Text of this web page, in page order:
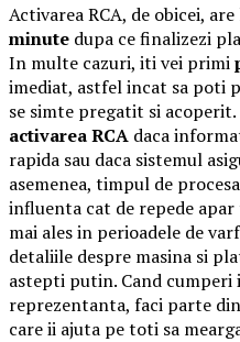
Activarea RCA, de obicei,
minute dupa ce finalizezi
In multe cazuri, iti vei primi
imediat, astfel incat sa poti
se simte pregatit si
activarea RCA daca
rapida sau daca sistemul
asemenea, timpul de
influenta cat de repede
mai ales in perioadele de
detaliile despre masina si
astepti putin. Cand
reprezentanta, faci parte
care ii ajuta pe toti sa